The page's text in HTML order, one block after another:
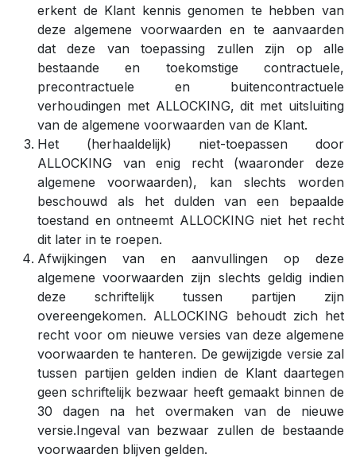
erkent de Klant kennis genomen te hebben van
deze algemene voorwaarden en te aanvaarden
dat deze van toepassing zullen zijn op alle
bestaande en toekomstige contractuele,
precontractuele en buitencontractuele
verhoudingen met ALLOCKING, dit met uitsluiting
van de algemene voorwaarden van de Klant.
Het (herhaaldelijk) niet-toepassen door
ALLOCKING van enig recht (waaronder deze
algemene voorwaarden), kan slechts worden
beschouwd als het dulden van een bepaalde
toestand en ontneemt ALLOCKING niet het recht
dit later in te roepen.
Afwijkingen van en aanvullingen op deze
algemene voorwaarden zijn slechts geldig indien
deze schriftelijk tussen partijen zijn
overeengekomen. ALLOCKING behoudt zich het
recht voor om nieuwe versies van deze algemene
voorwaarden te hanteren. De gewijzigde versie zal
tussen partijen gelden indien de Klant daartegen
geen schriftelijk bezwaar heeft gemaakt binnen de
30 dagen na het overmaken van de nieuwe
versie.Ingeval van bezwaar zullen de bestaande
voorwaarden blijven gelden.